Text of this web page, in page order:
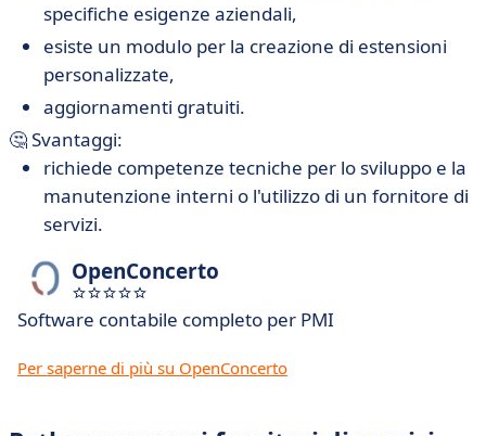
specifiche esigenze aziendali,
esiste un modulo per la creazione di estensioni
personalizzate,
aggiornamenti gratuiti.
🤔 Svantaggi:
richiede competenze tecniche per lo sviluppo e la
manutenzione interni o l'utilizzo di un fornitore di
servizi.
OpenConcerto
Software contabile completo per PMI
Per saperne di più su OpenConcerto